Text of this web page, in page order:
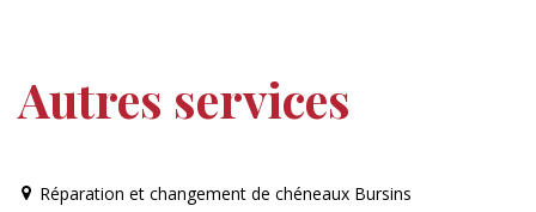
Autres services
Réparation et changement de chéneaux Bursins